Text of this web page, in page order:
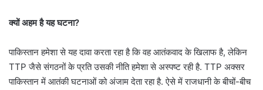
क्यों अहम है यह घटना?
पाकिस्तान हमेशा से यह दावा करता रहा है कि वह आतंकवाद के खिलाफ है, लेकिन
TTP जैसे संगठनों के प्रति उसकी नीति हमेशा से अस्पष्ट रही है. TTP अक्सर
पाकिस्तान में आतंकी घटनाओं को अंजाम देता रहा है. ऐसे में राजधानी के बीचों-बीच